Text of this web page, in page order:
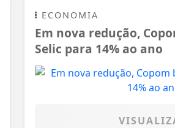
ECONOMIA
Em nova redução,
Selic para 14% ao ano